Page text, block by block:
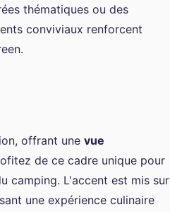
thématiques ou des
conviviaux renforcent
offrant une vue
de ce cadre unique pour
camping. L'accent est mis sur
une expérience culinaire